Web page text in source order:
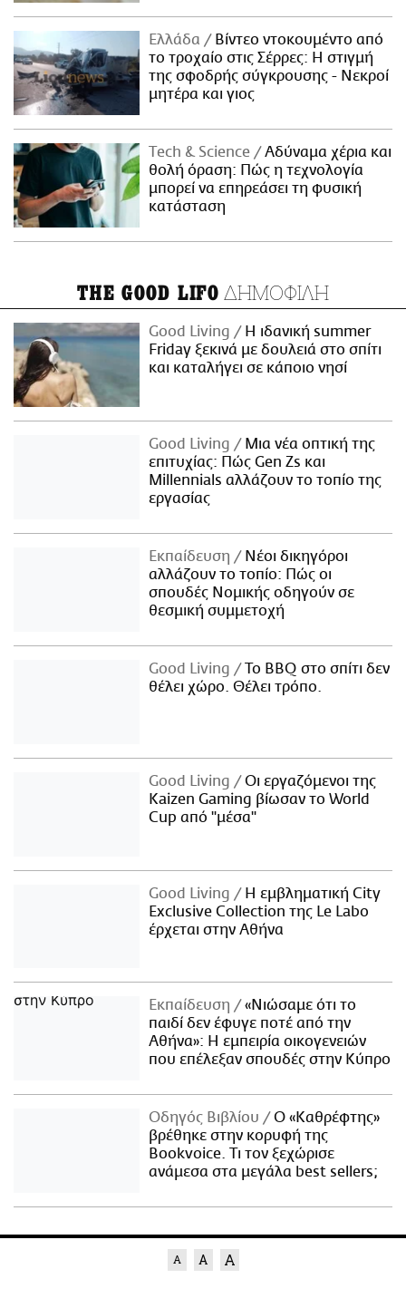
Ελλάδα
Βίντεο ντοκουμέντο από
το τροχαίο στις Σέρρες: Η στιγμή
της σφοδρής σύγκρουσης - Νεκροί
μητέρα και γιος
Τech & Science
Αδύναμα χέρια και
θολή όραση: Πώς η τεχνολογία
μπορεί να επηρεάσει τη φυσική
κατάσταση
THE GOOD LIFO ΔΗΜΟΦΙΛΗ
Good Living
Η ιδανική summer
Friday ξεκινά με δουλειά στο σπίτι
και καταλήγει σε κάποιο νησί
Good Living
Μια νέα οπτική της
επιτυχίας: Πώς Gen Zs και
Millennials αλλάζουν το τοπίο της
εργασίας
Εκπαίδευση
Νέοι δικηγόροι
αλλάζουν το τοπίο: Πώς οι
σπουδές Νομικής οδηγούν σε
θεσμική συμμετοχή
Good Living
Το BBQ στο σπίτι δεν
θέλει χώρο. Θέλει τρόπο.
Good Living
Οι εργαζόμενοι της
Kaizen Gaming βίωσαν το World
Cup από "μέσα"
Good Living
Η εμβληματική City
Exclusive Collection της Le Labo
έρχεται στην Αθήνα
Εκπαίδευση
«Νιώσαμε ότι το
παιδί δεν έφυγε ποτέ από την
Αθήνα»: Η εμπειρία οικογενειών
που επέλεξαν σπουδές στην Κύπρο
Οδηγός Βιβλίου
Ο «Καθρέφτης»
βρέθηκε στην κορυφή της
Bookvoice. Τι τον ξεχώρισε
ανάμεσα στα μεγάλα best sellers;